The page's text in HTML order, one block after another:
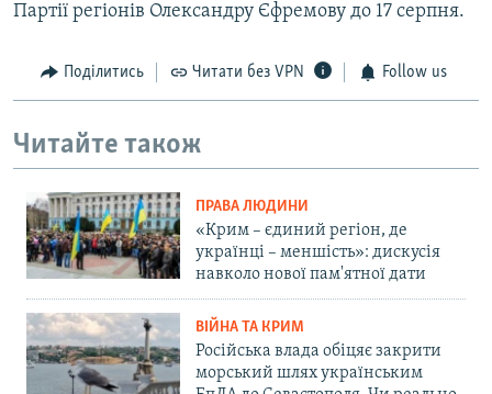
Партії регіонів Олександру Єфремову до 17 серпня.
Поділитись Читати без VPN Follow us
Читайте також
ПРАВА ЛЮДИНИ
«Крим – єдиний регіон, де
українці – меншість»: дискусія
навколо нової пам'ятної дати
ВІЙНА ТА КРИМ
Російська влада обіцяє закрити
морський шлях українським